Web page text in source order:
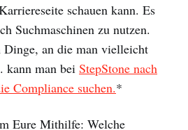
schauen kann. Es
Suchmaschinen zu nutzen.
Dinge, an die man vielleicht
kann man bei StepStone nach
Compliance suchen.*
Eure Mithilfe: Welche